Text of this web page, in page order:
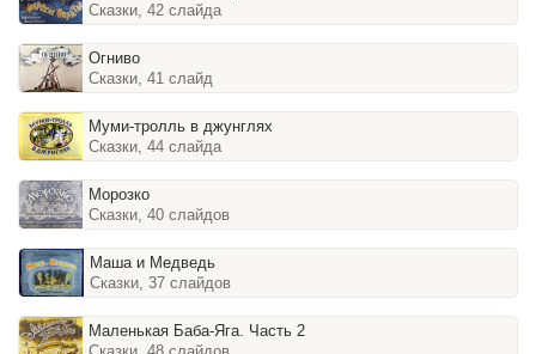
Сказки, 42 слайда
Огниво
Сказки, 41 слайд
Муми-тролль в джунглях
Сказки, 44 слайда
Морозко
Сказки, 40 слайдов
Маша и Медведь
Сказки, 37 слайдов
Маленькая Баба-Яга. Часть 2